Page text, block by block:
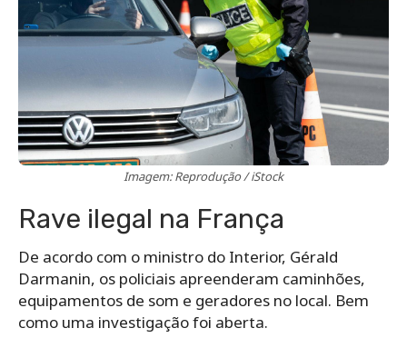
Imagem: Reprodução / iStock
Rave ilegal na França
De acordo com o ministro do Interior, Gérald
Darmanin, os policiais apreenderam caminhões,
equipamentos de som e geradores no local. Bem
como uma investigação foi aberta.